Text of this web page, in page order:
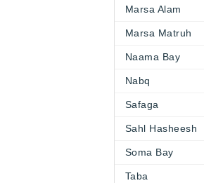
Marsa Alam
Marsa Matruh
Naama Bay
Nabq
Safaga
Sahl Hasheesh
Soma Bay
Taba